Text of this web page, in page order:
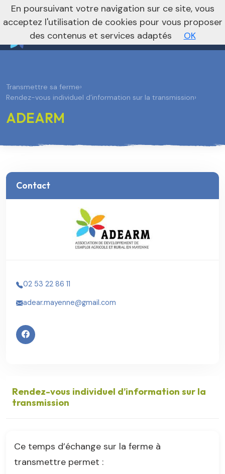
Vers le site national
nivo_2026: 1
Transmettre sa ferme›
Rendez-vous individuel d’information sur la transmission›
ADEARM
Contact
02 53 22 86 11
adear.mayenne@gmail.com
Rendez-vous individuel d’information sur la
transmission
Ce temps d’échange sur la ferme à
transmettre permet :
En poursuivant votre navigation sur ce site, vous
acceptez l'utilisation de cookies pour vous proposer
des contenus et services adaptés
OK